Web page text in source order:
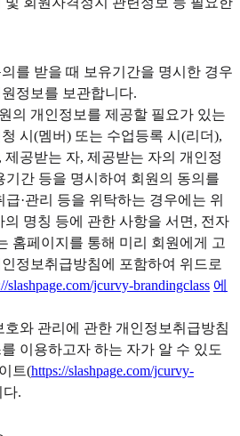
를 받을 때 보유기간을 명시한 경우
정보를 보관합니다.
의 개인정보를 제공할 필요가 있는
시(멤버) 또는 수업등록 시(리더),
공받는 자, 제공받는 자의 개인정
기간 등을 명시하여 회원의 동의를
·관리 등을 위탁하는 경우에는 위
명칭 등에 관한 사항을 서면, 전자
홈페이지를 통해 미리 회원에게 고
정보취급방침에 포함하여 위드로
slashpage.com/jcurvy-brandingclass 에
와 관리에 관한 개인정보취급방침
이용하고자 하는 자가 알 수 있도
트(https://slashpage.com/jcurvy-
다.